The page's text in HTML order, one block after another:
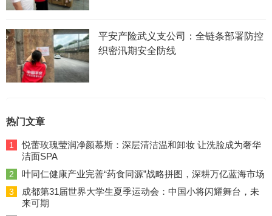
平安产险武义支公司：全链条部署防控
织密汛期安全防线
热门文章
1
悦蕾玫瑰莹润净颜慕斯：深层清洁温和卸妆 让洗脸成为奢华
洁面SPA
2 叶同仁健康产业完善“药食同源”战略拼图，深耕万亿蓝海市场
3
成都第31届世界大学生夏季运动会：中国小将闪耀舞台，未
来可期